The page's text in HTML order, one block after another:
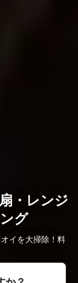
・レンジ
グ
イを大掃除！料